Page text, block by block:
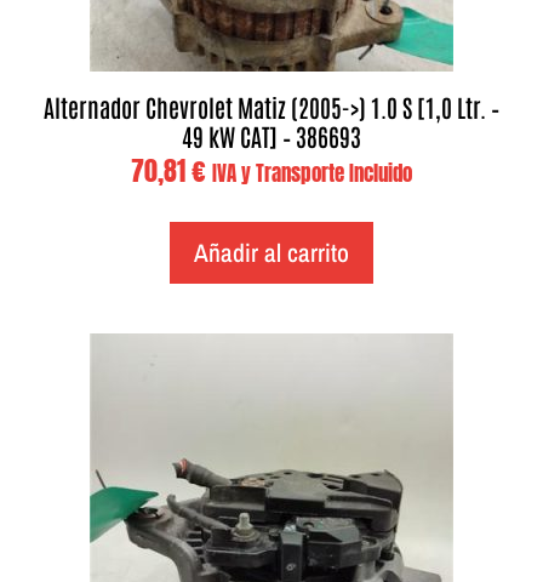
Alternador Chevrolet Matiz (2005->) 1.0 S [1,0 Ltr. –
49 kW CAT] – 386693
70,81€ IVA y Transporte Incluido
Añadir al carrito